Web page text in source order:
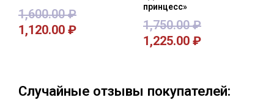
1,600.00₽
1,120.00 ₽
принцесс»
1,750.00₽
1,225.00 ₽
Случайные отзывы покупателей: